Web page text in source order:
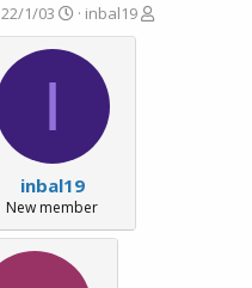
פ
ו
inbal19
פ
ו
ר
א
ר
י
ך
22/1/03
I
inbal19
New member